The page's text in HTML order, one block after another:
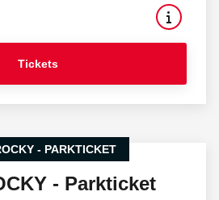
Tickets
- PARKTICKET
- Parkticket